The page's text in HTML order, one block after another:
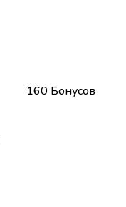
160 Бонусов